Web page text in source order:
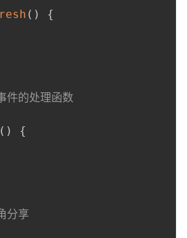
( ) {
件的处理函数
( ) {
分享